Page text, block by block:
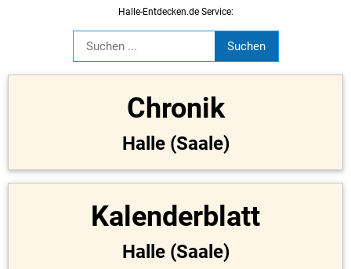
Halle-Entdecken.de Service:
Chronik
Halle (Saale)
Kalenderblatt
Halle (Saale)